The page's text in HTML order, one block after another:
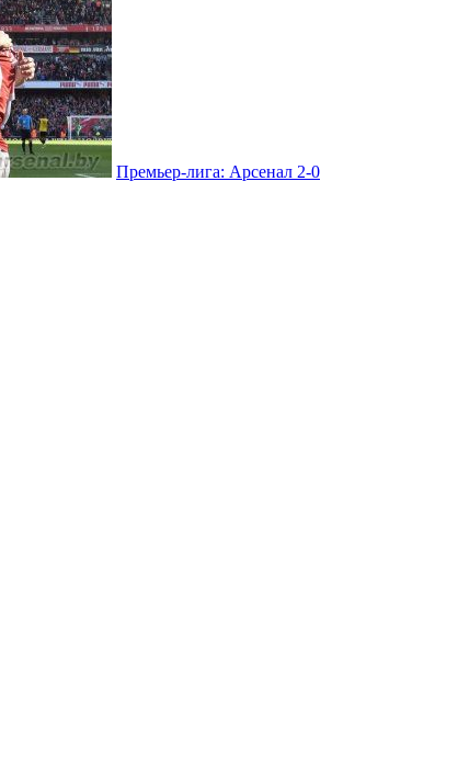
Премьер-лига: Арсенал 2-0